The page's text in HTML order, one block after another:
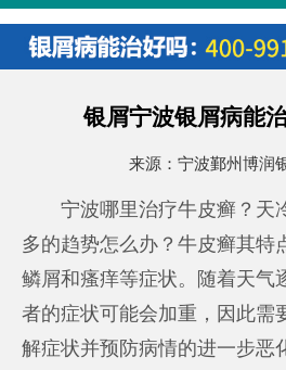
银屑宁波银屑病能
来源： 宁波鄞州博润
宁波哪里治疗牛皮癣？天
多的趋势怎么办？牛皮癣其特
鳞屑和瘙痒等症状。随着天气
者的症状可能会加重，因此需
解症状并预防病情的进一步恶